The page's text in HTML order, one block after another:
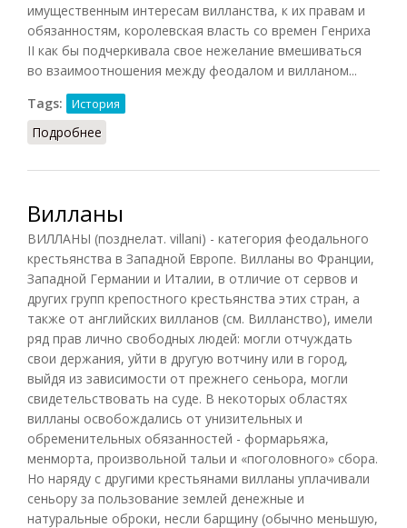
имущественным интересам вилланства, к их правам и
обязанностям, королевская власть со времен Генриха
II как бы подчеркивала свое нежелание вмешиваться
во взаимоотношения между феодалом и вилланом...
Tags:
История
Подробнее
Вилланы
ВИЛЛАНЫ (позднелат. villani) - категория феодального
крестьянства в Западной Европе. Вилланы во Франции,
Западной Германии и Италии, в отличие от сервов и
других групп крепостного крестьянства этих стран, а
также от английских вилланов (см. Вилланство), имели
ряд прав лично свободных людей: могли отчуждать
свои держания, уйти в другую вотчину или в город,
выйдя из зависимости от прежнего сеньора, могли
свидетельствовать на суде. В некоторых областях
вилланы освобождались от унизительных и
обременительных обязанностей - формарьяжа,
менморта, произвольной тальи и «поголовного» сбора.
Но наряду с другими крестьянами вилланы уплачивали
сеньору за пользование землей денежные и
натуральные оброки, несли барщину (обычно меньшую,